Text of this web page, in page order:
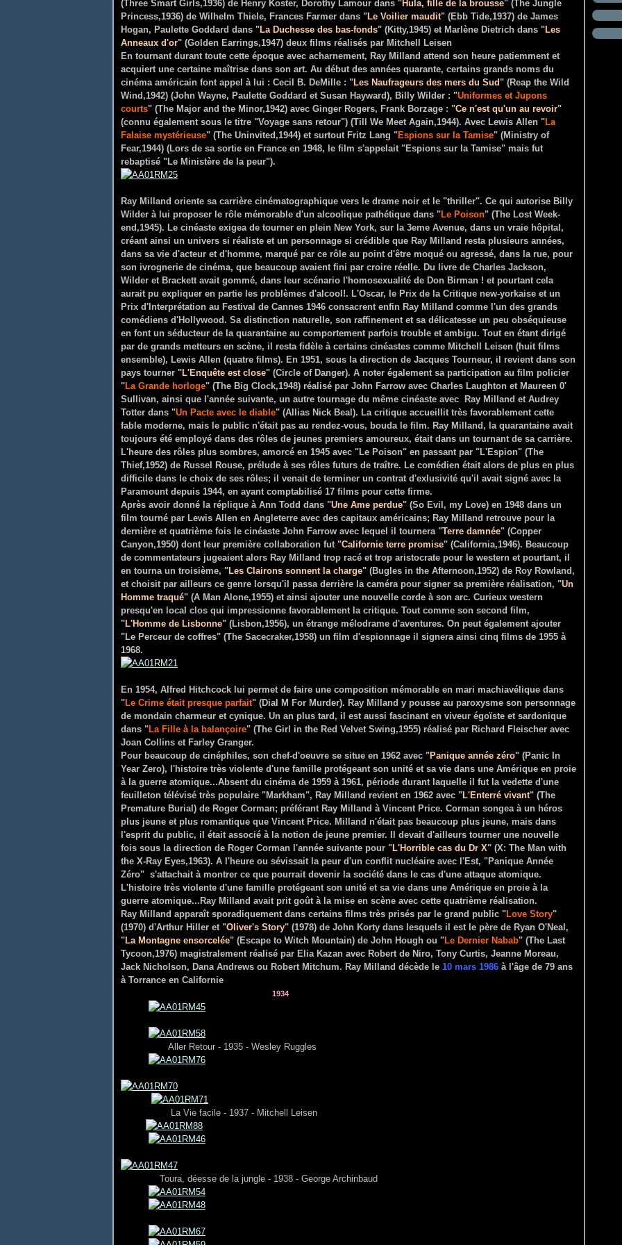
(Three Smart Girls,1936) de Henry Koster, Dorothy Lamour dans "Hula, fille de la brousse" (The Jungle
Princess,1936) de Wilhelm Thiele, Frances Farmer dans "Le Voilier maudit" (Ebb Tide,1937) de James
Hogan, Paulette Goddard dans "La Duchesse des bas-fonds" (Kitty,1945) et Marlène Dietrich dans "Les
Anneaux d'or" (Golden Earrings,1947) deux films réalisés par Mitchell Leisen
En tournant durant toute cette époque avec acharnement, Ray Milland attend son heure patiemment et
acquiert une certaine maîtrise dans son art. Au début des années quarante, certains grands noms du
cinéma américain font appel à lui : Cecil B. DeMille : "Les Naufrageurs des mers du Sud " (Reap the Wild
Wind,1942) (John Wayne, Paulette Goddard et Susan Hayward), Billy Wilder : "Uniformes et Jupons
courts" (The Major and the Minor,1942) avec Ginger Rogers, Frank Borzage : "Ce n'est qu'un au revoir"
(connu également sous le titre "Voyage sans retour") (Till We Meet Again,1944). Avec Lewis Allen "La
Falaise mystérieuse" (The Uninvited,1944) et surtout Fritz Lang "Espions sur la Tamise" (Ministry of
Fear,1944) (Lors de sa sortie en France en 1948, le film s'appelait "Espions sur la Tamise" mais fut
rebaptisé "Le Ministère de la peur").
Ray Milland oriente sa carrière cinématographique vers le drame noir et le "thriller". Ce qui autorise Billy
Wilder à lui proposer le rôle mémorable d'un alcoolique pathétique dans "Le Poison" (The Lost Week-
end,1945). Le cinéaste exigea de tourner en plein New York, sur la 3eme Avenue, dans un vraie hôpital,
créant ainsi un univers si réaliste et un personnage si crédible que Ray Milland resta plusieurs années,
dans sa vie d'acteur et d'homme, marqué par ce rôle au point d'être moqué ou agressé, dans la rue, pour
son ivrognerie de cinéma, que beaucoup avaient fini par croire réelle. Du livre de Charles Jackson,
Wilder et Brackett avait gommé, dans leur scénario l'homosexualité de Don Birman ! et pourtant cela
aurait pu expliquer en partie les problèmes d'alcool!. L'Oscar, le Prix de la Critique new-yorkaise et un
Prix d'Interprétation au Festival de Cannes 1946 consacrent enfin Ray Milland comme l'un des grands
comédiens d'Hollywood. Sa distinction naturelle, son raffinement et sa délicatesse un peu obséquieuse
en font un séducteur de la quarantaine au comportement parfois trouble et ambigu. Tout en étant dirigé
par de grands metteurs en scène, il resta fidèle à certains cinéastes comme Mitchell Leisen (huit films
ensemble), Lewis Allen (quatre films). En 1951, sous la direction de Jacques Tourneur, il revient dans son
pays tourner "L'Enquête est close" (Circle of Danger). A noter également sa participation au film policier
"La Grande horloge" (The Big Clock,1948) réalisé par John Farrow avec Charles Laughton et Maureen 0'
Sullivan, ainsi que l'année suivante, un autre tournage du même cinéaste avec Ray Milland et Audrey
Totter dans "Un Pacte avec le diable" (Allias Nick Beal). La critique accueillit très favorablement cette
fable moderne, mais le public n'était pas au rendez-vous, bouda le film. Ray Milland, la quarantaine avait
toujours été employé dans des rôles de jeunes premiers amoureux, était dans un tournant de sa carrière.
L'heure des rôles plus sombres, amorcé en 1945 avec "Le Poison" en passant par "L'Espion" (The
Thief,1952) de Russel Rouse, prélude à ses rôles futurs de traître. Le comédien était alors de plus en plus
difficile dans le choix de ses rôles; il venait de terminer un contrat d'exlusivité qu'il avait signé avec la
Paramount depuis 1944, en ayant comptabilisé 17 films pour cette firme.
Après avoir donné la réplique à Ann Todd dans "Une Ame perdue" (So Evil, my Love) en 1948 dans un
film tourné par Lewis Allen en Angleterre avec des capitaux américains; Ray Milland retrouve pour la
dernière et quatrième fois le cinéaste John Farrow avec lequel il tournera "Terre damnée" (Copper
Canyon,1950) dont leur première collaboration fut "Californie terre promise" (California,1946). Beaucoup
de commentateurs jugeaient alors Ray Milland trop racé et trop aristocrate pour le western et pourtant, il
en tourna un troisième, "Les Clairons sonnent la charge" (Bugles in the Afternoon,1952) de Roy Rowland,
et choisit par ailleurs ce genre lorsqu'il passa derrière la caméra pour signer sa première réalisation, "Un
Homme traqué" (A Man Alone,1955) et ainsi ajouter une nouvelle corde à son arc. Curieux western
presqu'en local clos qui impressionne favorablement la critique. Tout comme son second film,
"L'Homme de Lisbonne" (Lisbon,1956), un étrange mélodrame d'aventures. On peut également ajouter
"Le Perceur de coffres" (The Sacecraker,1958) un film d'espionnage il signera ainsi cinq films de 1955 à
1968.
En 1954, Alfred Hitchcock lui permet de faire une composition mémorable en mari machiavélique dans
"Le Crime était presque parfait" (Dial M For Murder). Ray Milland y pousse au paroxysme son personnage
de mondain charmeur et cynique. Un an plus tard, il est aussi fascinant en viveur égoïste et sardonique
dans "La Fille à la balançoire" (The Girl in the Red Velvet Swing,1955) réalisé par Richard Fleischer avec
Joan Collins et Farley Granger.
Pour beaucoup de cinéphiles, son chef-d'oeuvre se situe en 1962 avec "Panique année zéro" (Panic In
Year Zero), l'histoire très violente d'une famille protégeant son unité et sa vie dans une Amérique en proie
à la guerre atomique...Absent du cinéma de 1959 à 1961, période durant laquelle il fut la vedette d'une
feuilleton télévisé très populaire "Markham", Ray Milland revient en 1962 avec "L'Enterré vivant" (The
Premature Burial) de Roger Corman; préférant Ray Milland à Vincent Price. Corman songea à un héros
plus jeune et plus romantique que Vincent Price. Milland n'était pas beaucoup plus jeune, mais dans
l'esprit du public, il était associé à la notion de jeune premier. Il devait d'ailleurs tourner une nouvelle
fois sous la direction de Roger Corman l'année suivante pour "L'Horrible cas du Dr X" (X: The Man with
the X-Ray Eyes,1963). A l'heure ou sévissait la peur d'un conflit nucléaire avec l'Est, "Panique Année
Zéro" s'attachait à montrer ce que pourrait devenir la société dans le cas d'une attaque atomique.
L'histoire très violente d'une famille protégeant son unité et sa vie dans une Amérique en proie à la
guerre atomique... Ray Milland avait prit goût à la mise en scène avec cette quatrième réalisation.
Ray Milland apparaît sporadiquement dans certains films très prisés par le grand public "Love Story"
(1970) d'Arthur Hiller et "Oliver's Story" (1978) de John Korty dans lesquels il est le père de Ryan O'Neal,
"La Montagne ensorcelée" (Escape to Witch Mountain) de John Hough ou "Le Dernier Nabab" (The Last
Tycoon,1976) magistralement réalisé par Elia Kazan avec Robert de Niro, Tony Curtis, Jeanne Moreau,
Jack Nicholson, Dana Andrews ou Robert Mitchum. Ray Milland décède le 10 mars 1986 à l'âge de 79 ans
à Torrance en Californie
1934
Aller Retour - 1935 - Wesley Ruggles
La Vie facile - 1937 - Mitchell Leisen
Toura, déesse de la jungle - 1938 - George Archinbaud